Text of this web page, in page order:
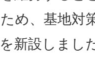
め、基地対
新設しまし